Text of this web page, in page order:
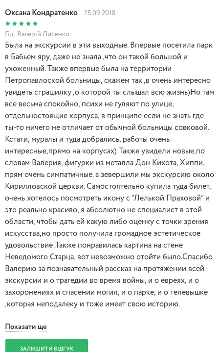
Оксана Кондратенко 25.09.2018
Гід: Валерій Лисенко
Была на экскурсии в эти выходные. Впервые посетила парк
в Бабьем яру, даже не знала ,что он такой большой и
ухоженный. Также впервые была на территории
Петропавлоской больницы, скажем так ,в очень интересно
увидеть страшилку ,о которой ты слышал всю жизнь)Но там
все весьма спокойно, психи не гуляют по улице,
отдельностоящие корпуса, в принципе если не знать где
ты-то ничего не отличает от обычной больницы совковой.
Кстати, муралы и туда добрались, работы очень
интересные,прямо на корпусах) Также увидели новые,по
словам Валерия, фигурки из металла Дон Кихота, Хиппи,
прям очень симпатичные. а зевершили мы экскурсию около
Кирилловской церкви. Самостоятельно купила туда билет,
очень хотелось посмотреть икону с “Лелькой Праховой” и
это реально красиво, я абсолютно не специалист в этой
области, чтобы дать ей какую либо оценку с точки зрения
искусства,но просто получила громадное эстетическое
удовольствие .Также понравилась картина на стене
Неведомого Старца, вот невозможно отойти было.Спасибо
Валерию за познавательный рассказ на протяжении всей
экскурсии и о трагедии во время войны, и о евреях, и о
захоронениях и спасении могил, и о парке, и о телевышке
,которая неподалеку и тоже имеет свою историю.
Показати ще
ЗАЛИШИТИ ВІДГУК